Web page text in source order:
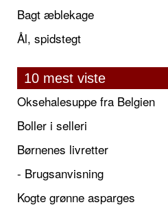
Bagt æblekage
Ål, spidstegt
10 mest viste
Oksehalesuppe fra Belgien
Boller i selleri
Børnenes livretter
- Brugsanvisning
Kogte grønne asparges